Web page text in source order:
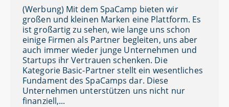
(Werbung) Mit dem SpaCamp bieten wir
großen und kleinen Marken eine Plattform. Es
ist großartig zu sehen, wie lange uns schon
einige Firmen als Partner begleiten, uns aber
auch immer wieder junge Unternehmen und
Startups ihr Vertrauen schenken. Die
Kategorie Basic-Partner stellt ein wesentliches
Fundament des SpaCamps dar. Diese
Unternehmen unterstützen uns nicht nur
finanziell,...